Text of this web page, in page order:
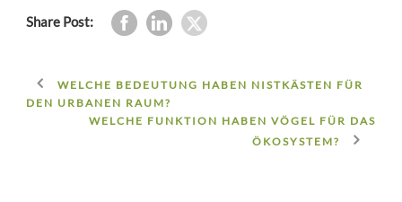
Share Post:
WELCHE BEDEUTUNG HABEN NISTKÄSTEN FÜR
DEN URBANEN RAUM?
WELCHE FUNKTION HABEN VÖGEL FÜR DAS
ÖKOSYSTEM?